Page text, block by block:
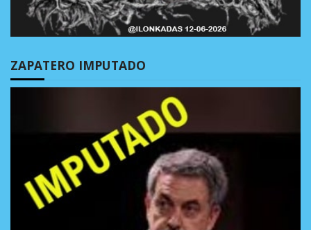
ZAPATERO IMPUTADO